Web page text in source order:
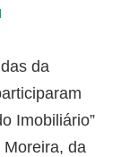
da
Imobiliário”
da